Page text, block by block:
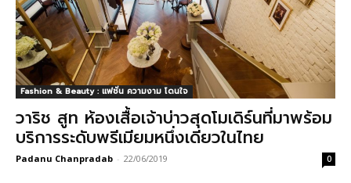
Fashion & Beauty : แฟชั่น ความงาม โดนใจ
วาริช สูท ห้องเสื้อเจ้าบ่าวสุดโมเดิร์นที่มาพร้อม
บริการระดับพรีเมียมหนึ่งเดียวในไทย
Padanu Chanpradab - 22/06/2019 0